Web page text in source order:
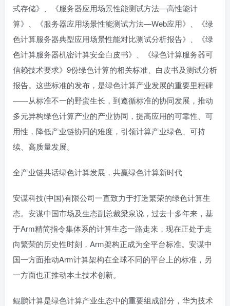
式存储》、《服务器应用场景性能测试方法—高性能计
算》、《服务器应用场景性能测试方法—Web应用》、《绿
色计算服务器典型应用场景性能对比测试分析报告》、《绿
色计算服务器机密计算安全白皮书》、《绿色计算服务器可
信赖技术要求》9份绿色计算的相关标准、白皮书及测试分析
报告。这些标准的发布，是绿色计算产业发展的重要里程碑
——从标准不一的野蛮生长，到遵循标准的协同发展，推动
多元异构绿色计算产业的产业协同，提高应用的可靠性、可
用性，降低产业链协同的难度，引领计算产业绿色、可持
续、高质量发展。
全产业链共话绿色计算发展，共赢绿色计算新时代
安谋科技(中国)有限公司一直致力于打造繁荣的绿色计算生
态。安谋中国市场及生态副总裁梁泉说，过去十多年来，基
于Arm精简指令集体系的计算生态一路走来，现在正处于走
向繁荣的历史性时刻，Arm架构正成为全平台标准。安谋中
国一方面推动Arm计算架构在全球不同的平台上的标准，另
一方面也正推动本土技术创新。
鲲鹏计算是绿色计算产业生态中的重要组成部分，华为技术